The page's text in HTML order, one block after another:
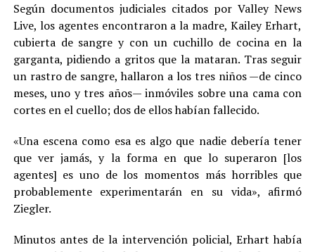
Según documentos judiciales citados por Valley News
Live, los agentes encontraron a la madre, Kailey Erhart,
cubierta de sangre y con un cuchillo de cocina en la
garganta, pidiendo a gritos que la mataran. Tras seguir
un rastro de sangre, hallaron a los tres niños —de cinco
meses, uno y tres años— inmóviles sobre una cama con
cortes en el cuello; dos de ellos habían fallecido.
«Una escena como esa es algo que nadie debería tener
que ver jamás, y la forma en que lo superaron [los
agentes] es uno de los momentos más horribles que
probablemente experimentarán en su vida», afirmó
Ziegler.
Minutos antes de la intervención policial, Erhart había